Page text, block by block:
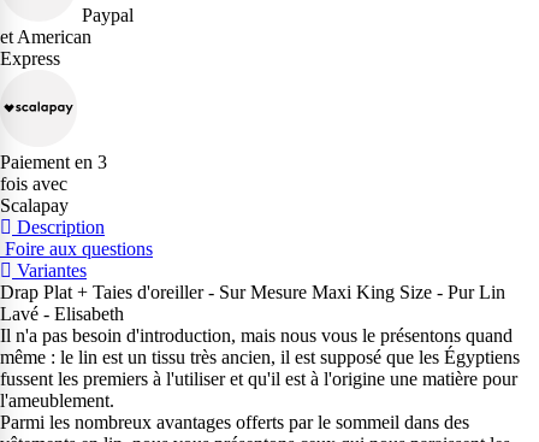
Paypal
et American
Express
Paiement en 3
fois avec
Scalapay
Description
Foire aux questions
Variantes
Drap Plat + Taies d'oreiller - Sur Mesure Maxi King Size - Pur Lin
Lavé - Elisabeth
Il n'a pas besoin d'introduction, mais nous vous le présentons quand
même : le lin est un tissu très ancien, il est supposé que les Égyptiens
fussent les premiers à l'utiliser et qu'il est à l'origine une matière pour
l'ameublement.
Parmi les nombreux avantages offerts par le sommeil dans des